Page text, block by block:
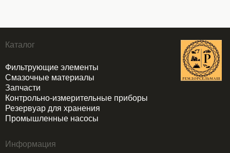
Каталог
Фильтрующие элементы
Смазочные материалы
Запчасти
Контрольно-измерительные приборы
Резервуар для хранения
Промышленные насосы
Информация